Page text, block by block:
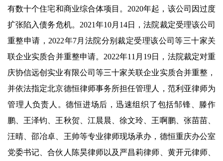
有数十个住宅和商业综合体项目。2020年起，该公司因过度
扩张陷入债务危机。2021年10月14日，法院裁定受理该公司
重整申请，2022年7月法院分别裁定受理该公司等三十家关
联企业实质合并重整申请。2022年11月19日，法院裁定对重
庆协信远创实业有限公司等三十家关联企业实质合并重整，
并依法指定北京德恒律师事务所担任管理人，范利亚律师为
管理人负责人。德恒进场后，迅速组织了包括邹锋、滕作
鹏、王泽钧、王秋贺、江晨晨、徐文玲、王啊鹏、张苗苗、
汪晴、邵冶卓、王帅等专业律师现场承办，德恒重庆办公室
党委书记、合伙人陈昊律师以及严昌莉律师、黄开元律师、